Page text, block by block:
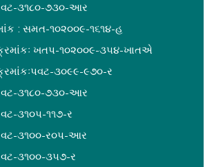
૩૧૮૦-૭૩૦-આર
: સમત-૧૦૨૦૦૯-૧૬૧૪-હ
ખતપ-૧૦૨૦૦૯-૩૫૪-ખાતએ
૩૦૯૯-૯૭૦-ર
૩૧૮૦-૭૩૦-આર
૩૧૦પ-૧૧૭-ર
૩૧૦૦-ર૦પ-આર
૩૧૦૦-૩૫૭-ર